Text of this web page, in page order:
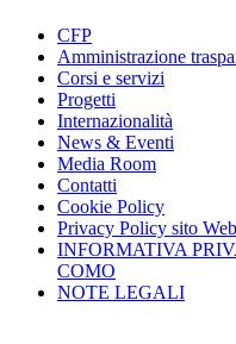
CFP
Amministrazione
Corsi e servizi
Progetti
Internazionalità
News & Eventi
Media Room
Contatti
Cookie Policy
Privacy Policy sito Web
INFORMATIVA
COMO
NOTE LEGALI